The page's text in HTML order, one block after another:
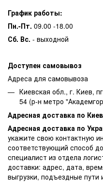
График работы:
Пн.-Пт. 09.00 -18.00
Сб. Вс. - выходной
Доступен самовывоз
Адреса для самовывоза
Киевская обл., г. Киев,
54 (р-н метро
Адресная доставка по
Адресная доставка по
укажите свою контактную
соответствующий способ
специалист из отдела
доставки: адрес, дата,
выгрузки, подъездные пути